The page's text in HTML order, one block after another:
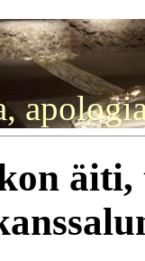
äiti,